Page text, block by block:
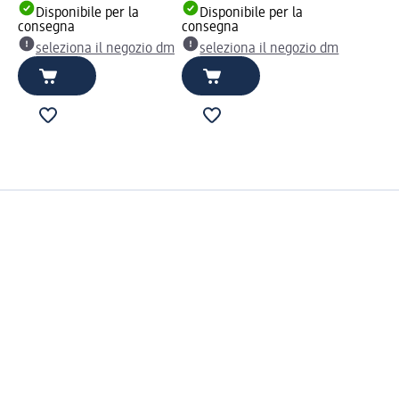
Disponibile per la
consegna
seleziona il negozio dm
Disponibile per la
consegna
seleziona il negozio dm